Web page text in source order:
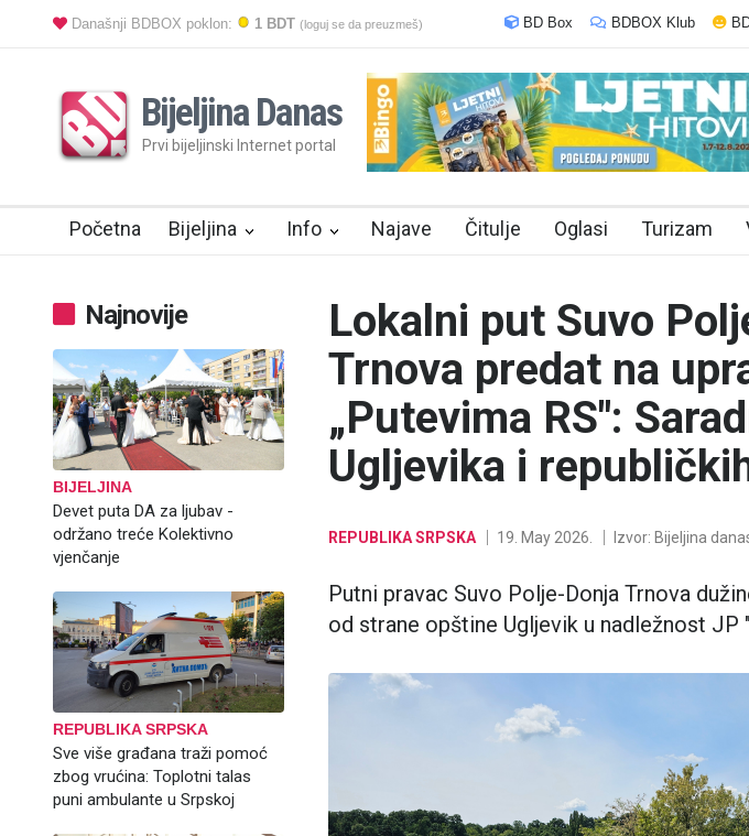
Današnji BDBOX poklon: 1 BDT (loguj se da preuzmeš) BD Box BDBOX Klub
Bijeljina Danas
Prvi bijeljinski Internet portal
Početna Bijeljina Info Najave Čitulje Oglasi Turizam
Najnovije
BIJELJINA
Devet puta DA za ljubav -
održano treće Kolektivno
vjenčanje
REPUBLIKA SRPSKA
Sve više građana traži pomoć
zbog vrućina: Toplotni talas
puni ambulante u Srpskoj
Lokalni put Suvo
Trnova predat na
„Putevima RS":
Ugljevika i
REPUBLIKA SRPSKA 19. May 2026. Izvor: Bijeljina
Putni pravac Suvo Polje-Donja Trnova
od strane opštine Ugljevik u nadležnost JP